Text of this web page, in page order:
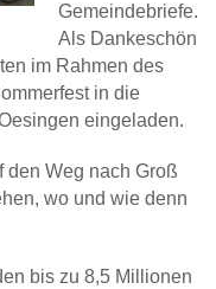
Gemeindebriefe.
Als Dankeschön
im Rahmen des
in die
eingeladen.
den Weg nach Groß
wo und wie denn
bis zu 8,5 Millionen